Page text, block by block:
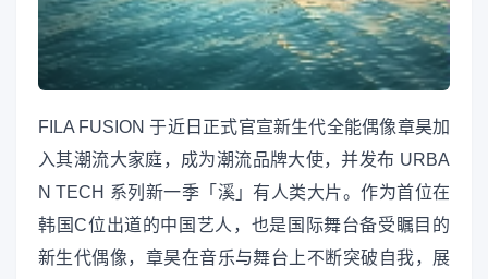
FILA FUSION 于近日正式官宣新生代全能偶像章昊加
入其潮流大家庭，成为潮流品牌大使，并发布 URBA
N TECH 系列新一季「溪」有人类大片。作为首位在
韩国C位出道的中国艺人，也是国际舞台备受瞩目的
新生代偶像，章昊在音乐与舞台上不断突破自我，展